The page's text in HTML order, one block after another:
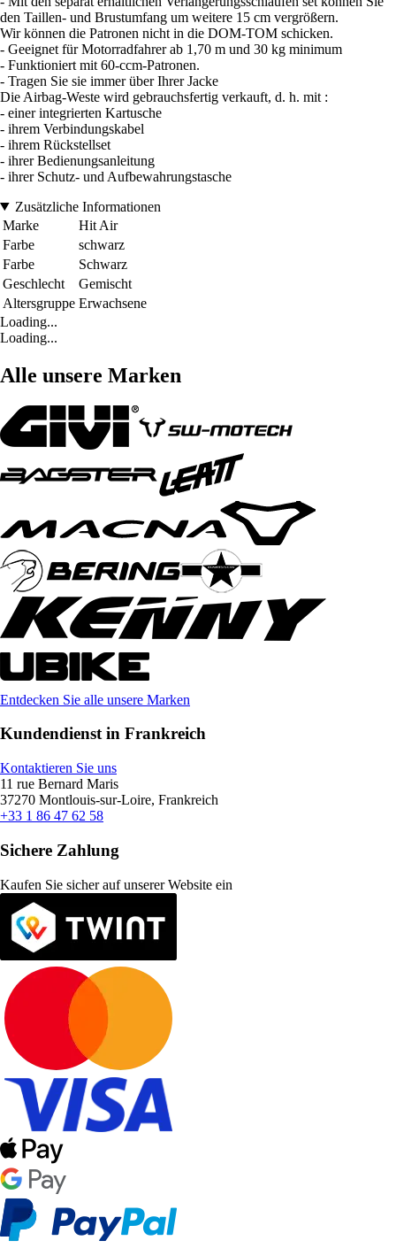
den Taillen- und Brustumfang um weitere 15 cm vergrößern.
Wir können die Patronen nicht in die DOM-TOM schicken.
- Geeignet für Motorradfahrer ab 1,70 m und 30 kg minimum
- Funktioniert mit 60-ccm-Patronen.
- Tragen Sie sie immer über Ihrer Jacke
Die Airbag-Weste wird gebrauchsfertig verkauft, d. h. mit :
- einer integrierten Kartusche
- ihrem Verbindungskabel
- ihrem Rückstellset
- ihrer Bedienungsanleitung
- ihrer Schutz- und Aufbewahrungstasche
Zusätzliche Informationen
Marke
Hit Air
Farbe
schwarz
Farbe
Schwarz
Geschlecht
Gemischt
Altersgruppe Erwachsene
Loading...
Loading...
Alle unsere Marken
Entdecken Sie alle unsere Marken
Kundendienst in Frankreich
Kontaktieren Sie uns
11 rue Bernard Maris
37270 Montlouis-sur-Loire, Frankreich
+33 1 86 47 62 58
Sichere Zahlung
Kaufen Sie sicher auf unserer Website ein